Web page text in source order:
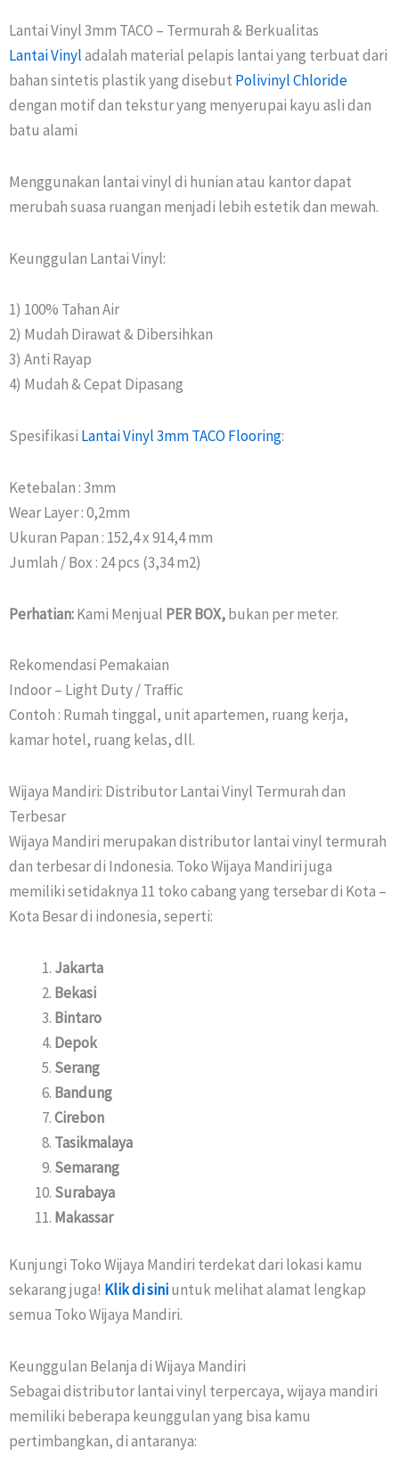
Lantai Vinyl 3mm TACO – Termurah & Berkualitas
Lantai Vinyladalah material pelapis lantai yang terbuat dari
bahan sintetis plastik yang disebut Polivinyl Chloride
dengan motif dan tekstur yang menyerupai kayu asli dan
batu alami
Menggunakan lantai vinyl di hunian atau kantor dapat
merubah suasa ruangan menjadi lebih estetik dan mewah.
Keunggulan Lantai Vinyl:
1) 100% Tahan Air
2) Mudah Dirawat & Dibersihkan
3) Anti Rayap
4) Mudah & Cepat Dipasang
Spesifikasi Lantai Vinyl 3mm TACO Flooring:
Ketebalan : 3mm
Wear Layer : 0,2mm
Ukuran Papan : 152,4 x 914,4 mm
Jumlah / Box : 24 pcs (3,34 m2)
Perhatian:Kami Menjual PER BOX,bukan per meter.
Rekomendasi Pemakaian
Indoor – Light Duty / Traffic
Contoh : Rumah tinggal, unit apartemen, ruang kerja,
kamar hotel, ruang kelas, dll.
Wijaya Mandiri: Distributor Lantai Vinyl Termurah dan
Terbesar
Wijaya Mandiri merupakan distributor lantai vinyl termurah
dan terbesar di Indonesia. Toko Wijaya Mandiri juga
memiliki setidaknya 11 toko cabang yang tersebar di Kota –
Kota Besar di indonesia, seperti:
Jakarta
Bekasi
Bintaro
Depok
Serang
Bandung
Cirebon
Tasikmalaya
Semarang
Surabaya
Makassar
Kunjungi Toko Wijaya Mandiri terdekat dari lokasi kamu
sekarang juga! Klik di siniuntuk melihat alamat lengkap
semua Toko Wijaya Mandiri.
Keunggulan Belanja di Wijaya Mandiri
Sebagai distributor lantai vinyl terpercaya, wijaya mandiri
memiliki beberapa keunggulan yang bisa kamu
pertimbangkan, di antaranya: